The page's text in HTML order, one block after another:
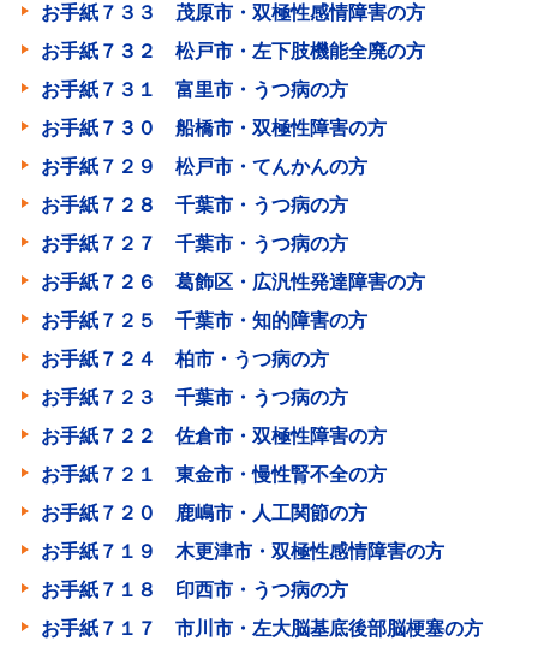
お手紙７３３ 茂原市・双極性感情障害の方
お手紙７３２ 松戸市・左下肢機能全廃の方
お手紙７３１ 富里市・うつ病の方
お手紙７３０ 船橋市・双極性障害の方
お手紙７２９ 松戸市・てんかんの方
お手紙７２８ 千葉市・うつ病の方
お手紙７２７ 千葉市・うつ病の方
お手紙７２６ 葛飾区・広汎性発達障害の方
お手紙７２５ 千葉市・知的障害の方
お手紙７２４ 柏市・うつ病の方
お手紙７２３ 千葉市・うつ病の方
お手紙７２２ 佐倉市・双極性障害の方
お手紙７２１ 東金市・慢性腎不全の方
お手紙７２０ 鹿嶋市・人工関節の方
お手紙７１９ 木更津市・双極性感情障害の方
お手紙７１８ 印西市・うつ病の方
お手紙７１７ 市川市・左大脳基底後部脳梗塞の方